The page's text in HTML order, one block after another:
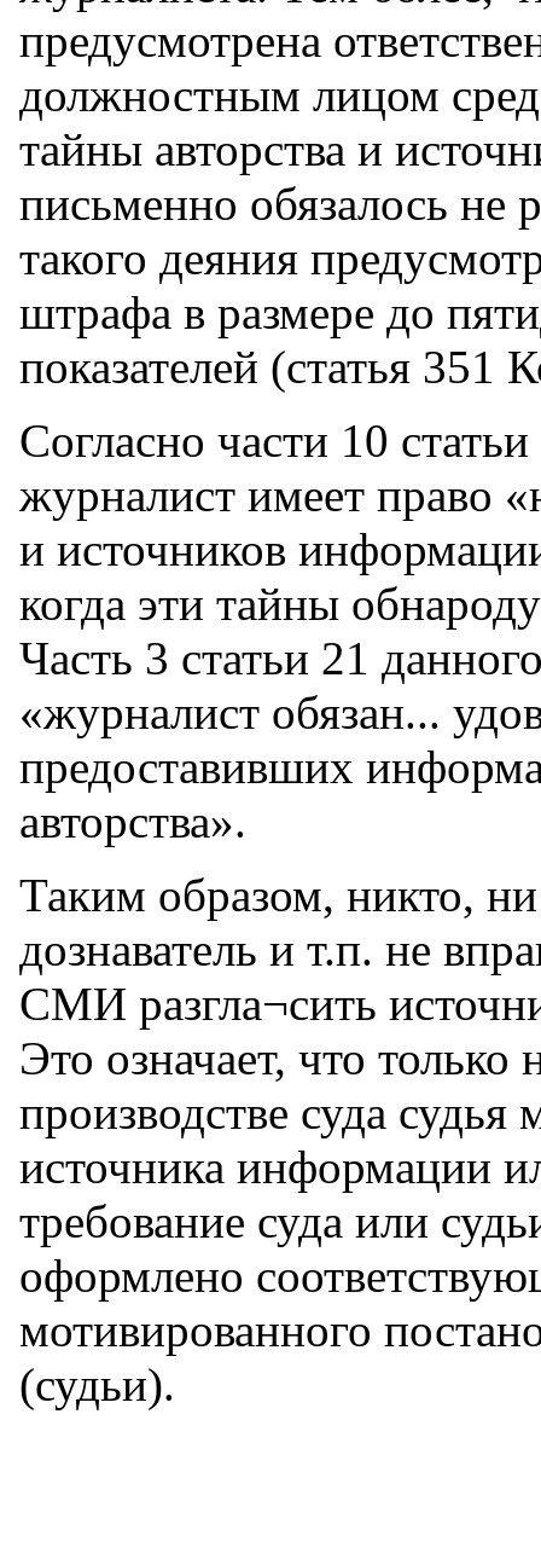
предусмотрена
должностным лицом
тайны авторства и
письменно обязалось не
такого деяния
штрафа в размере до
показателей (статья
Согласно части 10
журналист имеет право
и источников
когда эти тайны
Часть 3 статьи 21
«журналист обязан...
предоставивших
авторства».
Таким образом, никто,
дознаватель и т.п. не
СМИ разгла¬сить
Это означает, что
производстве суда судья
источника информации
требование суда или
оформлено
мотивированного
(судьи).